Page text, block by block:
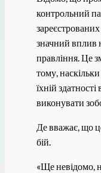
контрольний
значний вплив
правління. Це
тому,
їхній
виконувати
Де вважає, що
бій.
«Ще невідомо,